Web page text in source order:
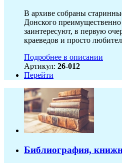
В архиве собраны
Донского
заинтересуют, в первую
краеведов и просто
Подробнее в описании
Артикул: 26-012
Перейти
Библиография,